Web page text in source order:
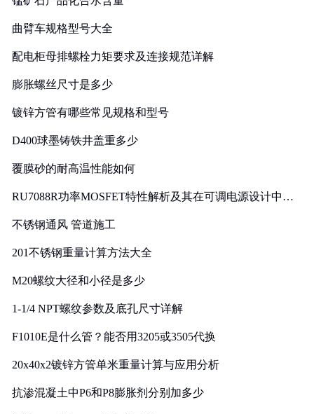
曲臂车规格型号大全
配电柜母排螺栓力矩要求及连接规范详解
膨胀螺丝尺寸是多少
镀锌方管有哪些常见规格和型号
D400球墨铸铁井盖重多少
覆膜砂的耐高温性能如何
RU7088R功率MOSFET特性解析及其在可调电源设计中的
不锈钢通风 管道施工
201不锈钢重量计算方法大全
M20螺纹大径和小径是多少
1-1/4 NPT螺纹参数及底孔尺寸详解
F1010E是什么管？能否用3205或3505代换
20x40x2镀锌方管单米重量计算与应用分析
抗渗混凝土中P6和P8膨胀剂分别加多少